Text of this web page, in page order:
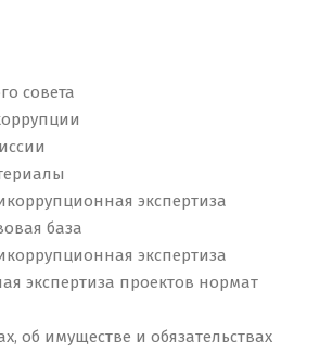
совета
экспертиза
база
экспертиза
экспертиза проектов нормат
об имуществе и обязательствах